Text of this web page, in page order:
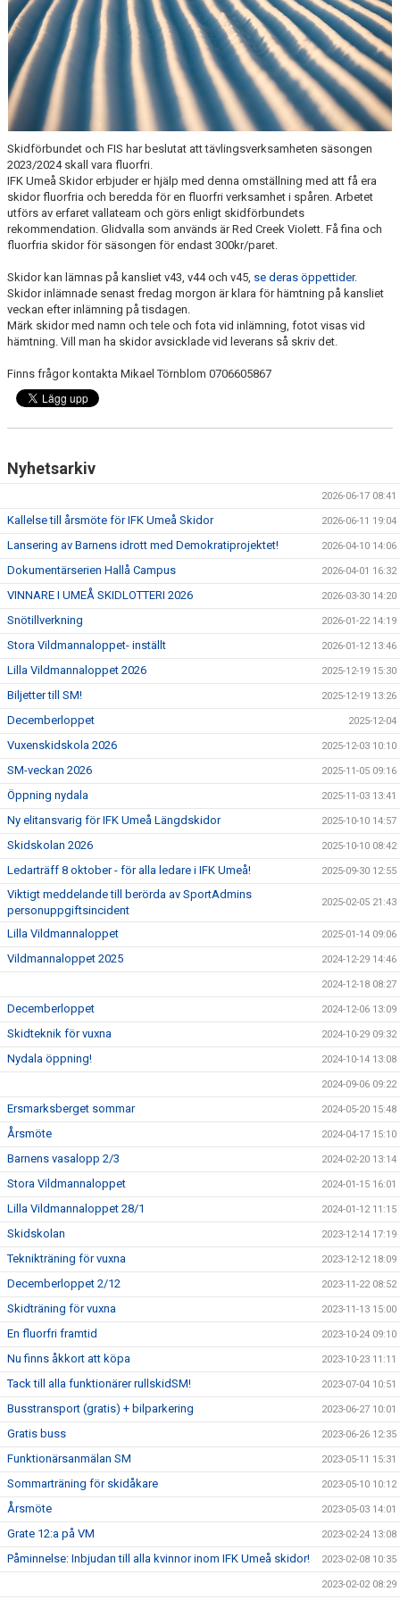
ERSMARKSBERGET
TÄVLING
FAQ
TEKNIKTRÄNING FÖR MOTIONÄRER
Skidförbundet och FIS har beslutat att tävlingsverksamheten säsongen
2023/2024 skall vara fluorfri.
IFK Umeå Skidor erbjuder er hjälp med denna omställning med att få era
skidor fluorfria och beredda för en fluorfri verksamhet i spåren. Arbetet
utförs av erfaret vallateam och görs enligt skidförbundets
rekommendation. Glidvalla som används är Red Creek Violett. Få fina och
fluorfria skidor för säsongen för endast 300kr/paret.
Skidor kan lämnas på kansliet v43, v44 och v45, se deras öppettider.
Skidor inlämnade senast fredag morgon är klara för hämtning på kansliet
veckan efter inlämning på tisdagen.
Märk skidor med namn och tele och fota vid inlämning, fotot visas vid
hämtning. Vill man ha skidor avsicklade vid leverans så skriv det.
Finns frågor kontakta Mikael Törnblom 0706605867
Nyhetsarkiv
2026-06-17 08:41
Kallelse till årsmöte för IFK Umeå Skidor 2026-06-11 19:04
Lansering av Barnens idrott med Demokratiprojektet! 2026-04-10 14:06
Dokumentärserien Hallå Campus 2026-04-01 16:32
VINNARE I UMEÅ SKIDLOTTERI 2026 2026-03-30 14:20
Snötillverkning 2026-01-22 14:19
Stora Vildmannaloppet- inställt 2026-01-12 13:46
Lilla Vildmannaloppet 2026 2025-12-19 15:30
Biljetter till SM! 2025-12-19 13:26
Decemberloppet 2025-12-04
Vuxenskidskola 2026 2025-12-03 10:10
SM-veckan 2026 2025-11-05 09:16
Öppning nydala 2025-11-03 13:41
Ny elitansvarig för IFK Umeå Längdskidor 2025-10-10 14:57
Skidskolan 2026 2025-10-10 08:42
Ledarträff 8 oktober - för alla ledare i IFK Umeå! 2025-09-30 12:55
Viktigt meddelande till berörda av SportAdmins
personuppgiftsincident
2025-02-05 21:43
Lilla Vildmannaloppet 2025-01-14 09:06
Vildmannaloppet 2025 2024-12-29 14:46
2024-12-18 08:27
Decemberloppet 2024-12-06 13:09
Skidteknik för vuxna 2024-10-29 09:32
Nydala öppning! 2024-10-14 13:08
2024-09-06 09:22
Ersmarksberget sommar 2024-05-20 15:48
Årsmöte 2024-04-17 15:10
Barnens vasalopp 2/3 2024-02-20 13:14
Stora Vildmannaloppet 2024-01-15 16:01
Lilla Vildmannaloppet 28/1 2024-01-12 11:15
Skidskolan 2023-12-14 17:19
Teknikträning för vuxna 2023-12-12 18:09
Decemberloppet 2/12 2023-11-22 08:52
Skidträning för vuxna 2023-11-13 15:00
En fluorfri framtid 2023-10-24 09:10
Nu finns åkkort att köpa 2023-10-23 11:11
Tack till alla funktionärer rullskidSM! 2023-07-04 10:51
Busstransport (gratis) + bilparkering 2023-06-27 10:01
Gratis buss 2023-06-26 12:35
Funktionärsanmälan SM 2023-05-11 15:31
Sommarträning för skidåkare 2023-05-10 10:12
Årsmöte 2023-05-03 14:01
Grate 12:a på VM 2023-02-24 13:08
Påminnelse: Inbjudan till alla kvinnor inom IFK Umeå skidor! 2023-02-08 10:35
2023-02-02 08:29